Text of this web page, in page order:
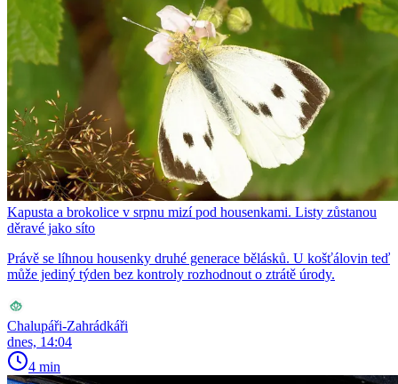
Kapusta a brokolice v srpnu mizí pod housenkami. Listy zůstanou
děravé jako síto
Právě se líhnou housenky druhé generace bělásků. U košťálovin teď
může jediný týden bez kontroly rozhodnout o ztrátě úrody.
Chalupáři-Zahrádkáři
dnes, 14:04
4 min